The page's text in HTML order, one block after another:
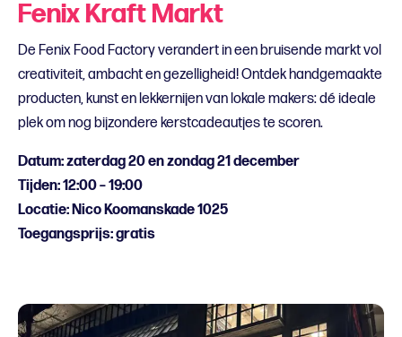
Fenix Kraft Markt
De Fenix Food Factory verandert in een bruisende markt vol
creativiteit, ambacht en gezelligheid! Ontdek handgemaakte
producten, kunst en lekkernijen van lokale makers: dé ideale
plek om nog bijzondere kerstcadeautjes te scoren.
Datum: zaterdag 20 en zondag 21 december
Tijden: 12:00 – 19:00
Locatie: Nico Koomanskade 1025
Toegangsprijs: gratis